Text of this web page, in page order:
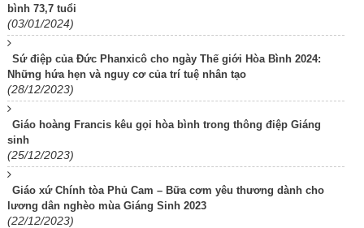
bình 73,7 tuổi
(03/01/2024)
Sứ điệp của Đức Phanxicô cho ngày Thế giới Hòa Bình 2024:
Những hứa hẹn và nguy cơ của trí tuệ nhân tạo
(28/12/2023)
Giáo hoàng Francis kêu gọi hòa bình trong thông điệp Giáng
sinh
(25/12/2023)
Giáo xứ Chính tòa Phủ Cam – Bữa cơm yêu thương dành cho
lương dân nghèo mùa Giáng Sinh 2023
(22/12/2023)